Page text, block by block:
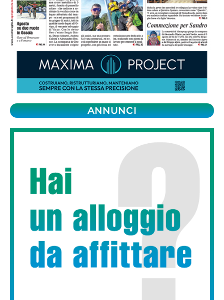
ANNUNCI